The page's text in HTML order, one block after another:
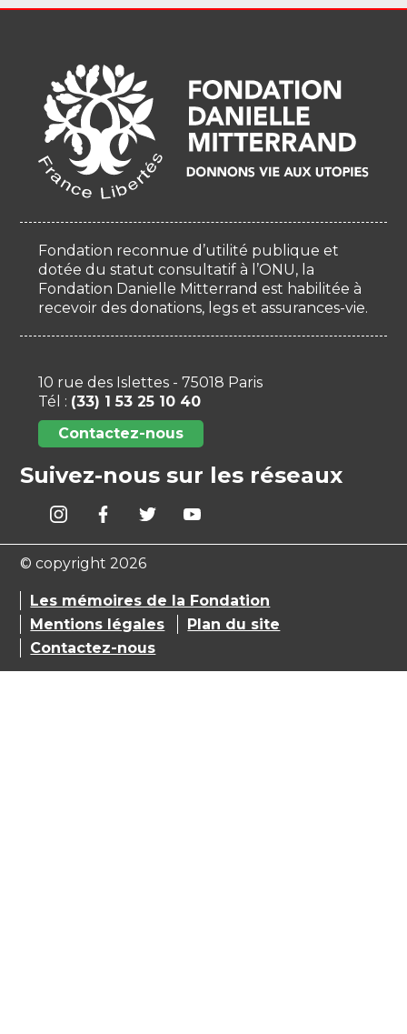
Fondation reconnue d’utilité publique et
dotée du statut consultatif à l’ONU, la
Fondation Danielle Mitterrand est habilitée à
recevoir des donations, legs et assurances-vie.
10 rue des Islettes - 75018 Paris
Tél : (33) 1 53 25 10 40
Contactez-nous
Suivez-nous sur les réseaux
© copyright 2026
Les mémoires de la Fondation
Mentions légales
Plan du site
Contactez-nous